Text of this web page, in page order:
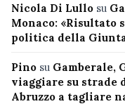
Nicola Di Lullo su
Monaco: «Risultato
politica della Giunta
Pino su Gamberale,
viaggiare su strade
Abruzzo a tagliare